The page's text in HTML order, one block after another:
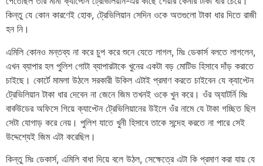
কিন্তু যে কোন কারণেই হোক, ট্রেভিলিয়ান সেদিন ওকে অতগুলো টাকা ধার দিতে রাজী
হন নি।
এমিলি কোনও মন্তব্য না করে চুপ করে শুনে যেতে লাগল, মিঃ ডেকার্স বলতে লাগলেন,
এখন ব্যাপার হল পুলিশ গোটা ব্যাপারটাকে খুনের একটা বড় মোটিভ হিসাবে দাঁড় করাতে
চাইছে। কোর্টে মামলা উঠলে সরকারী উকিল এটাই প্রমাণ করতে চাইবেন যে ক্যাপ্টেন
ট্রেভিলিয়ান টাকা ধার দেবেন না জেনে জিম তখনই ওকে খুন করে। ওঁর অ্যাটর্নি মিঃ
বার্কউডের অফিসে গিয়ে ক্যাপ্টেন ট্রেভিলিয়ানের উইলে ওঁর নামে যে টাকা গচ্ছিত ছিল
সেটা যোগাড় করে নেয়। পুলিশ যাতে খুনী হিসাবে তাকে সন্দেহ করতে না পারে সেই
উদ্দেশ্যেই জিম এটা করেছিল।
কিন্তু মিঃ ডেকার্স, এমিলি বাধা দিয়ে বলে উঠল, সেক্ষেত্রে এটা কি প্রমাণ করা যায় যে